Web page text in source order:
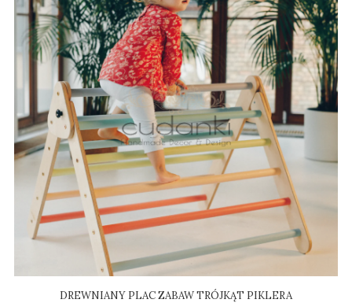
DREWNIANY PLAC ZABAW TRÓJKĄT PIKLERA